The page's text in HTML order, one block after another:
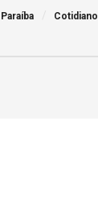
Paraíba Cotidiano